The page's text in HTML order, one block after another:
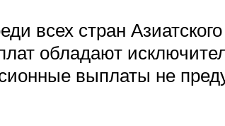
всех стран
обладают
выплаты не